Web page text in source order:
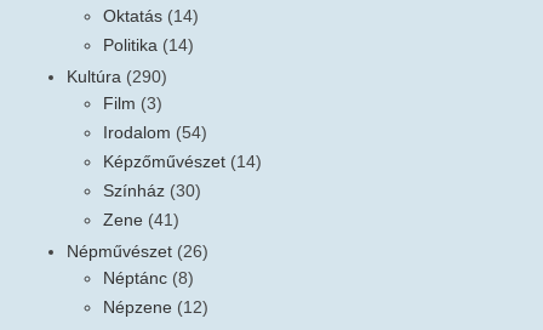
Oktatás (14)
Politika (14)
Kultúra (290)
Film (3)
Irodalom (54)
Képzőművészet (14)
Színház (30)
Zene (41)
Népművészet (26)
Néptánc (8)
Népzene (12)